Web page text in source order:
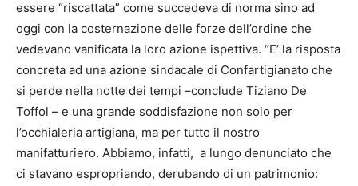
essere “riscattata” come succedeva di norma sino ad
oggi con la costernazione delle forze dell’ordine che
vedevano vanificata la loro azione ispettiva. “E’ la risposta
concreta ad una azione sindacale di Confartigianato che
si perde nella notte dei tempi –conclude Tiziano De
Toffol – e una grande soddisfazione non solo per
l’occhialeria artigiana, ma per tutto il nostro
manifatturiero. Abbiamo, infatti, a lungo denunciato che
ci stavano espropriando, derubando di un patrimonio: